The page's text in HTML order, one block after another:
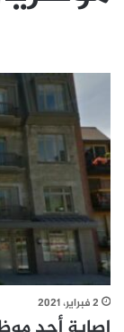
2 فبراير، 2021